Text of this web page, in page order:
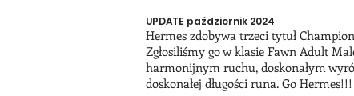
UPDATE październik 2024
Hermes zdobywa trzeci tytuł
Zgłosiliśmy go w klasie Fawn Adult
harmonijnym ruchu, doskonałym
doskonałej długości runa. Go